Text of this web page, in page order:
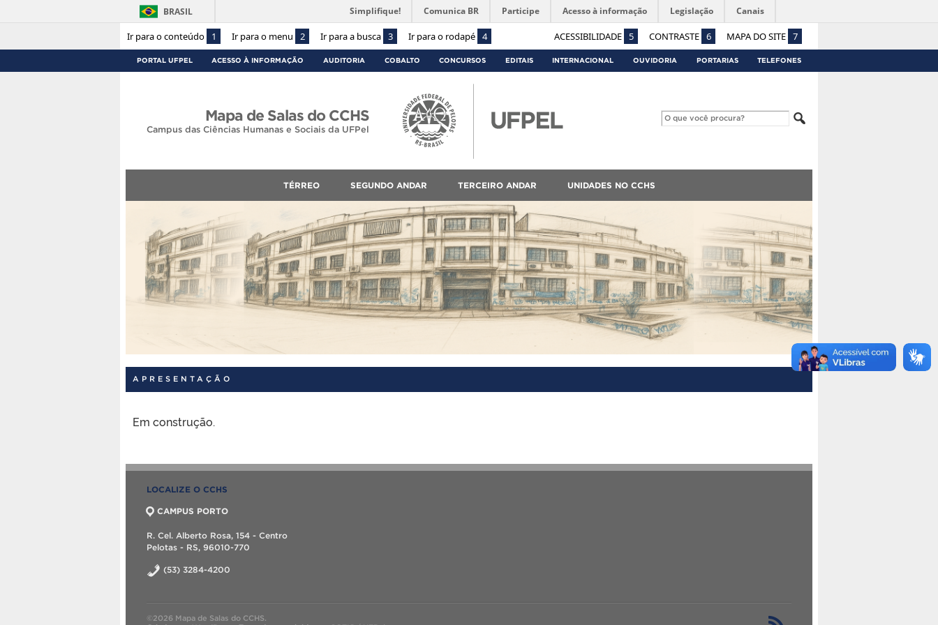
Ir para o conteúdo 1 Ir para o menu 2 Ir para a busca 3 Ir para o rodapé 4 ACESSIBILIDADE 5 CONTRASTE 6 MAPA DO SITE 7
BRASIL Simplifique! Comunica BR Participe Acesso à informação Legislação Canais
PORTAL UFPEL ACESSO À INFORMAÇÃO AUDITORIA COBALTO CONCURSOS EDITAIS INTERNACIONAL OUVIDORIA PORTARIAS TELEFONES
Mapa de Salas do CCHS
Campus das Ciências Humanas e Sociais da UFPel
TÉRREO SEGUNDO ANDAR TERCEIRO ANDAR UNIDADES NO CCHS
APRESENTAÇÃO
Em construção.
LOCALIZE O CCHS
CAMPUS PORTO
R. Cel. Alberto Rosa, 154 - Centro
Pelotas - RS, 96010-770
(53) 3284-4200
©2026 Mapa de Salas do CCHS.